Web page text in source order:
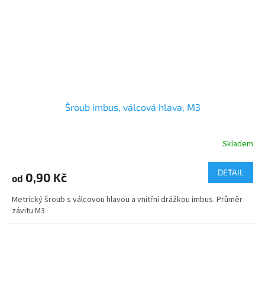
Šroub imbus, válcová hlava, M3
Skladem
od 0,90 Kč DETAIL
Metrický šroub s válcovou hlavou a vnitřní drážkou imbus. Průměr
závitu M3